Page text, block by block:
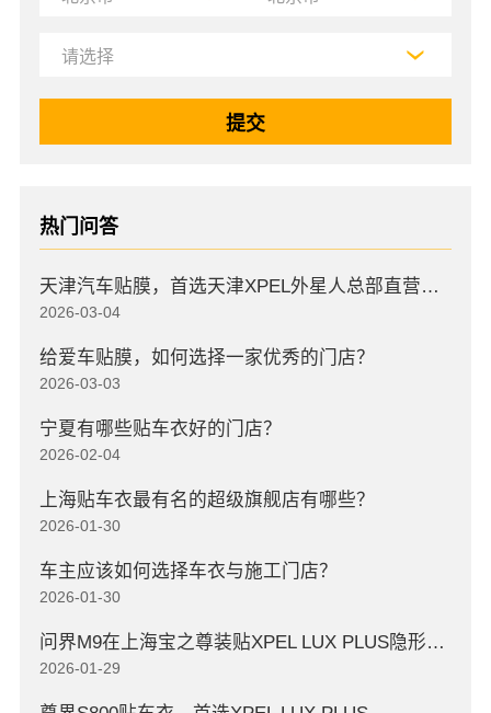
热门问答
天津汽车贴膜，首选天津XPEL外星人总部直营店，高口碑店
2026-03-04
给爱车贴膜，如何选择一家优秀的门店？
2026-03-03
宁夏有哪些贴车衣好的门店？
2026-02-04
上海贴车衣最有名的超级旗舰店有哪些？
2026-01-30
车主应该如何选择车衣与施工门店？
2026-01-30
问界M9在上海宝之尊装贴XPEL LUX PLUS隐形车衣
2026-01-29